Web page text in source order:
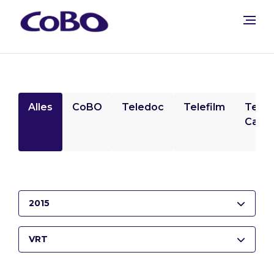
Alles CoBO Teledoc Telefilm
2015
VRT